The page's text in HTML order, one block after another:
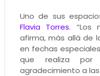
Uno de sus
Flavia Torres. “Los
afirma, más allá de
en fechas
que realiza por
agradecimiento a